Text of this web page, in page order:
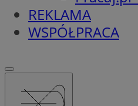
REKLAMA
WSPÓŁPRACA